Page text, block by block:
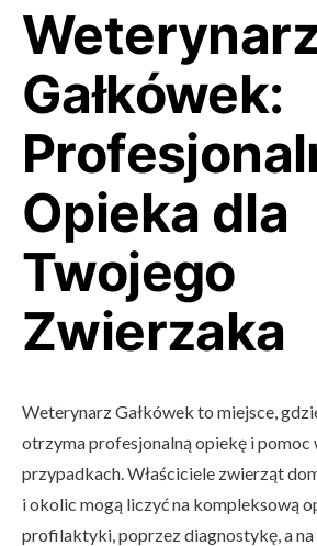
Gałkówek:
Opieka dla
Twojego
Zwierzaka
Weterynarz Gałkówek to miejsce,
otrzyma profesjonalną opiekę i pomoc
przypadkach. Właściciele zwierząt
i okolic mogą liczyć na kompleksową
profilaktyki, poprzez diagnostykę, a na